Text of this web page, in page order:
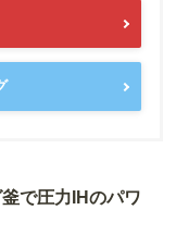
で圧力IHのパワ